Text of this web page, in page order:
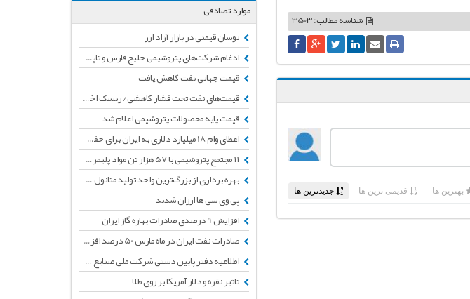
شناسه مطالب: 3503
موارد تصادفی
نوسان قیمتی در بازار آزاد ارز
ادغام شرکت‌های پتروشیمی خلیج فارس و تاپیکو
قیمت جهانی نفت کاهش یافت
قیمت‌های نفت تحت فشار کاهشی/ ریسک اختلال عرضه بر اثر مسائل ژئوپلیتیکی در خاورمیانه
قیمت پایه محصولات پتروشیمی اعلام شد
اعطای وام 18 میلیارد دلاری به ایران برای حفظ برجام توسط ژاپن و فرانسه
بهره برداری از بزرگ‌ترین واحد تولید متانول جهان تا پایان سال
پی وی سی ها ارزان شدند
افزایش 9 درصدی صادرات بهاره گاز ایران
صادرات نفت ایران در ماه مارس 50 درصد افزایش یافت
اطلاعیه دفتر پایین دستی شرکت ملی صنایع پتروشیمی در خصوص زمان اعلام قیمتها برای هفته آینده
تاثیر نقره و دلار آمریکا بر روی طلا